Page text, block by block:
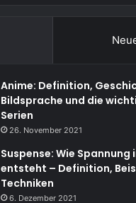
Anime: Definition,
Bildsprache und die
Serien
26. November 2021
Suspense: Wie Spannung
entsteht – Definition,
Techniken
6. Dezember 2021